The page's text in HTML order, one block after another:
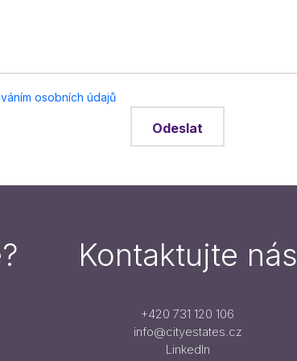
osobních údajů
Odeslat
Kontaktujte nás
+420 731 120 106
info@cityestates.cz
LinkedIn